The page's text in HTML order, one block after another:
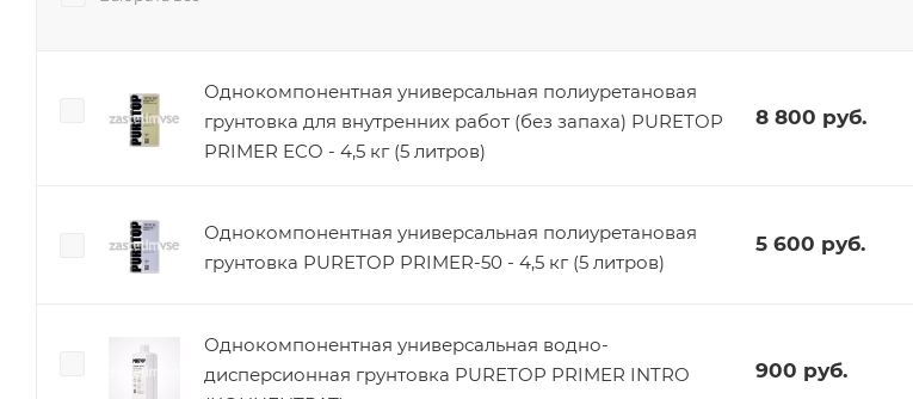
Однокомпонентная универсальная полиуретановая
грунтовка для внутренних работ (без запаха) PURETOP
PRIMER ECO - 4,5 кг (5 литров)
8 800 руб.
Однокомпонентная универсальная полиуретановая
грунтовка PURETOP PRIMER-50 - 4,5 кг (5 литров)
5 600 руб.
Однокомпонентная универсальная водно-
дисперсионная грунтовка PURETOP PRIMER INTRO
900 руб.